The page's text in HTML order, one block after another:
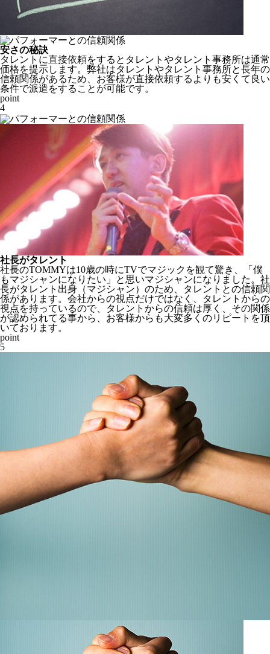
安さの秘訣
タレントに直接依頼をするとタレントやタレント事務所は通常
価格を提示します。弊社はタレントやタレント事務所と長年の
信頼関係があるため、 お客様が直接依頼するよりも安くて良い
条件で派遣をすることが可能です。
point
4
社長がタレント
社長のTOMMYは10歳の時にTVでマジックを観て驚き、「僕
もマジシャンになりたい」と思いマジシャンになりました。社
長がタレント出身（マジシャン）のため、タレントとの信頼関
係があります。会社からの視点だけではなく、
タレントからの
視点を持っているので、タレントからの信頼は厚く、その関係
が認められてる事から、お客様からも大変多くのリピートを頂
いております。
point
5